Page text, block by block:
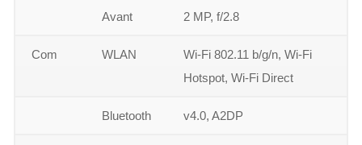
Avant 2 MP, f/2.8
Com WLAN
Wi-Fi 802.11 b/g/n, Wi-Fi
Hotspot, Wi-Fi Direct
Bluetooth v4.0, A2DP